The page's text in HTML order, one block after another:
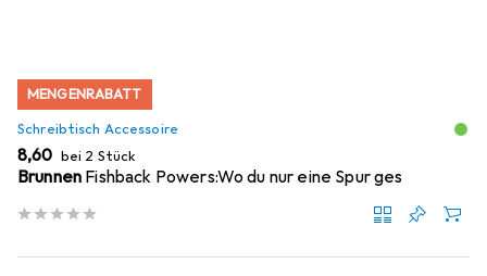
MENGENRABATT
Schreibtisch Accessoire
EUR
8,60 bei 2 Stück
Brunnen Fishback Powers:Wo du nur eine Spur ges